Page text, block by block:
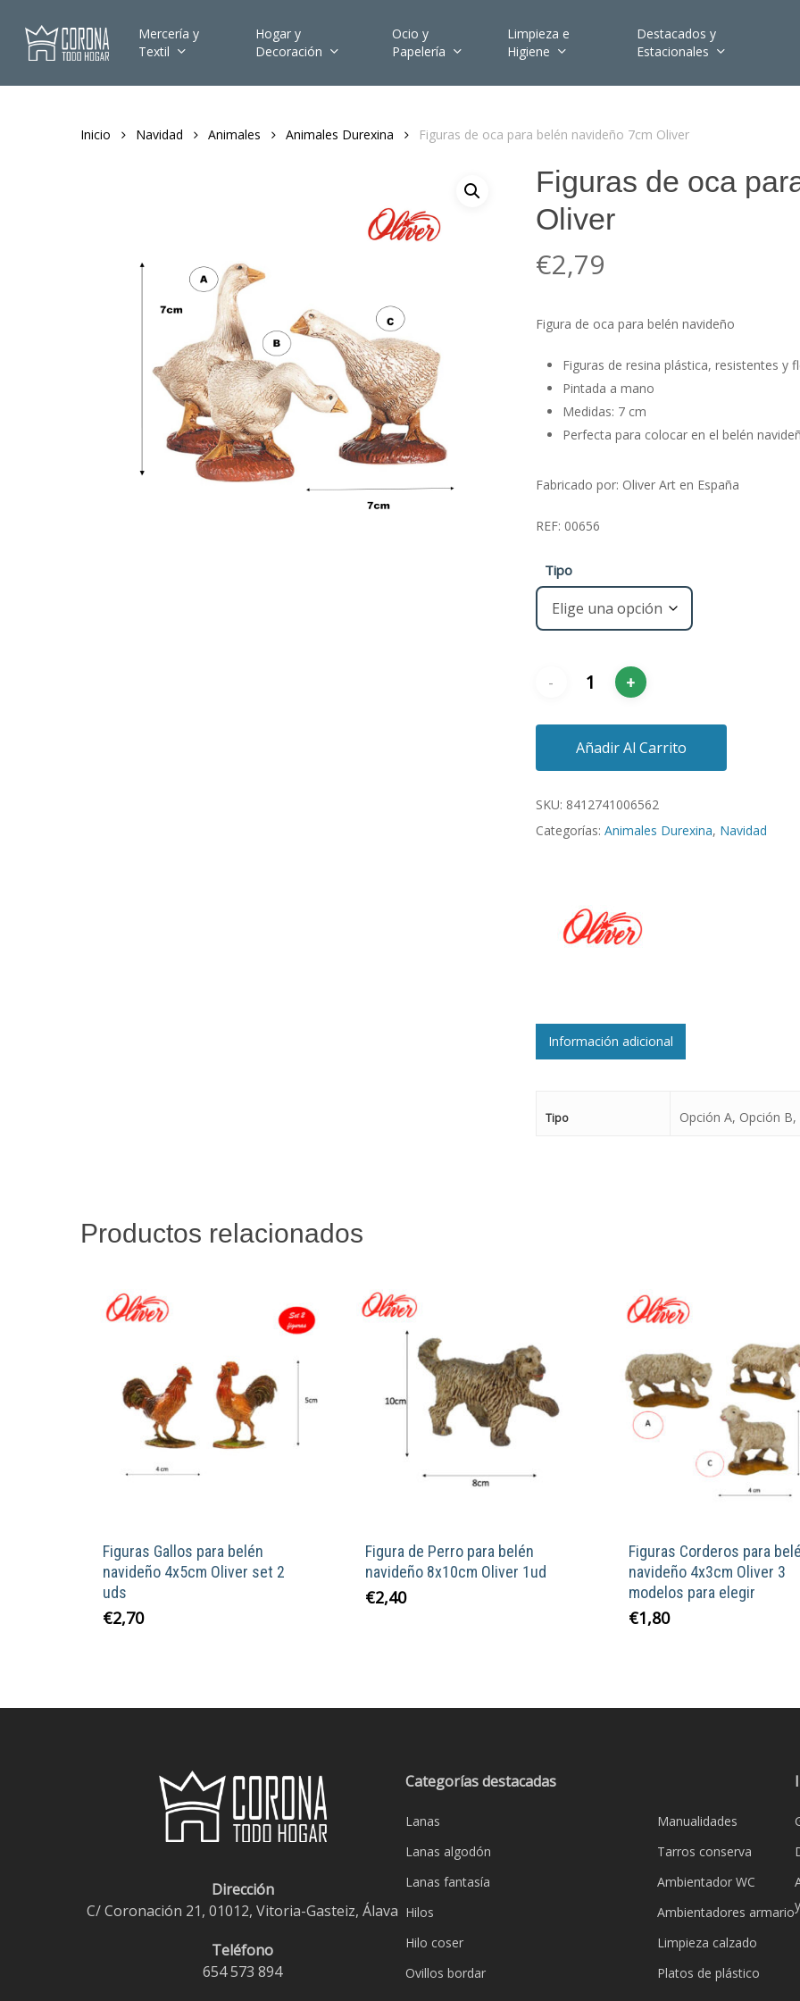
Mercería y
Textil
Hogar y
Decoración
Ocio y
Papelería
Limpieza e
Higiene
Destacados y
Estacionales
Inicio Navidad Animales Animales Durexina Figuras de oca para belén navideño 7cm Oliver
Figuras de oca
Oliver
€2,79
Figura de oca para belén navideño
Figuras de resina plástica, resistentes y
Pintada a mano
Medidas: 7 cm
Perfecta para colocar en el belén
Fabricado por: Oliver Art en España
REF: 00656
Tipo
Añadir Al Carrito
SKU: 8412741006562
Categorías: Animales Durexina, Navidad
Información adicional
Tipo Opción A, Opción B,
Productos relacionados
Figuras Gallos para belén
navideño 4x5cm Oliver set 2
uds
€2,70
Figura de Perro para belén
navideño 8x10cm Oliver 1ud
€2,40
Figuras Corderos para
navideño 4x3cm Oliver 3
modelos para elegir
€1,80
de
Dirección
C/ Coronación 21, 01012, Vitoria-Gasteiz, Álava
Teléfono
654 573 894
Categorías destacadas
Lanas
Lanas algodón
Lanas fantasía
Hilos
Hilo coser
Ovillos bordar
Manualidades
Tarros conserva
Ambientador WC
Ambientadores armario
Limpieza calzado
Platos de plástico